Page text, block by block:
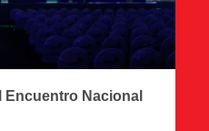
Encuentro Nacional